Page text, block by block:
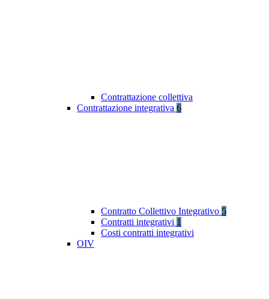
Contrattazione collettiva
Contrattazione integrativa 6
Contratto Collettivo Integrativo 5
Contratti integrativi 1
Costi contratti integrativi
OIV